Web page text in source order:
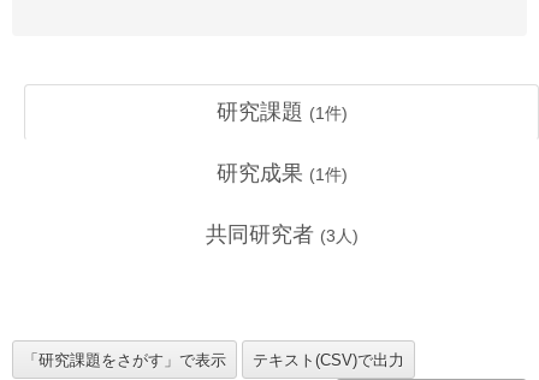
研究課題 (1件)
研究成果 (1件)
共同研究者 (3 人)